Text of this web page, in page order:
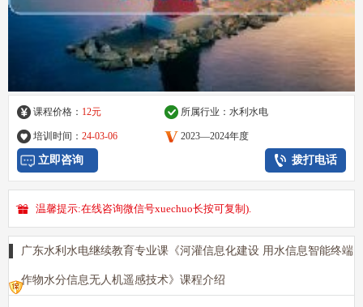
课程价格： 12元 所属行业：水利水电
培训时间： 24-03-06 2023—2024年度
立即咨询 拨打电话
温馨提示:在线咨询微信号xuechuo长按可复制).
广东水利水电继续教育专业课《河灌信息化建设 用水信息智能终端
作物水分信息无人机遥感技术》课程介绍